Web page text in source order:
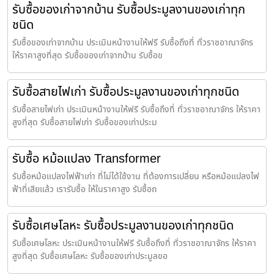
รับซื้อของเก่าจากบ้าน รับซื้อประมูลงานของเก่าทุก
ชนิด
รับซื้อของเก่าจากบ้าน ประเมินหน้างานให้ฟรี รับซื้อถึงที่ ทั่วราชอาณาจักร
ให้ราคาสูงที่สุด รับซื้อของเก่าจากบ้าน รับซื้อข
รับซื้อสายไฟเก่า รับซื้อประมูลงานของเก่าทุกชนิด
รับซื้อสายไฟเก่า ประเมินหน้างานให้ฟรี รับซื้อถึงที่ ทั่วราชอาณาจักร ให้ราคา
สูงที่สุด รับซื้อสายไฟเก่า รับซื้อของเก่าประม
รับซื้อ หม้อแปลง Transformer
รับซื้อหม้อแปลงไฟฟ้าเก่า ที่ไม่ได้ใช้งาน ที่ต้องการเปลี่ยน หรือหม้อแปลงไฟ
ฟ้าที่เสียแล้ว เรารับซื้อ ให้ในราคาสูง รับซื้อถ
รับซื้อเศษโลหะ รับซื้อประมูลงานของเก่าทุกชนิด
รับซื้อเศษโลหะ ประเมินหน้างานให้ฟรี รับซื้อถึงที่ ทั่วราชอาณาจักร ให้ราคา
สูงที่สุด รับซื้อเศษโลหะ รับซื้อของเก่าประมูลขอ